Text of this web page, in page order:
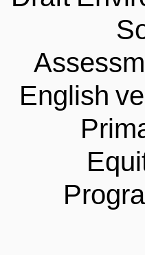
English